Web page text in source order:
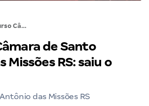
Concurso Câmara de Santo Antônio das Missões RS: saiu o EDITAL!
de Santo
Missões RS: saiu o
das Missões RS